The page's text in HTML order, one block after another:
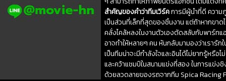
สำคัญของคำว่าทีมเวิร์คการมีผู้นำที่ดี ความ
เป็นส่วนที่เล็กที่สุดของชิ้นงาน แต่ถ้าหากขา
คลั่งไคล้หลงในงานตัวเองตัดสลับกับพาร์ทแ
อาจทำให้หลายๆ คน หันกลับมามองว่าเรารั
เป็นทีมน่าจะมีกำลังใจและอินได้ไม่ยากรู้หรื
และคว้าแชมป์ในสนามแข่งที่สอง ในการแข่
ด้วยลวดลายของรถจากทีม Spica Racing